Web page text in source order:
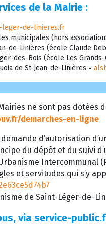
de la Mairie :
leger-de-linieres.fr
municipales (hors
de-Linières (école Claude
des-Bois (école Les Grands-
de St-Jean-de-Linières =
ne sont pas dotées
demarches-en-ligne
d’autorisation
du dépôt et du suivi
Intercommunal
et servitudes qui s’y
de Saint-Léger-de-
via service-